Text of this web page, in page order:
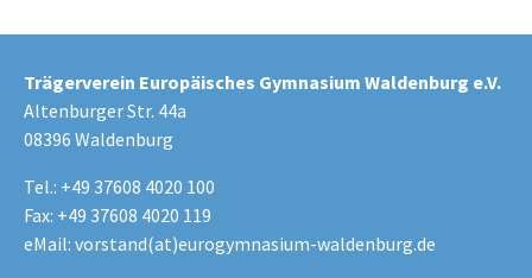
Trägerverein Europäisches Gymnasium Waldenburg e.V.
Altenburger Str. 44a
08396 Waldenburg
Tel.: +49 37608 4020 100
Fax: +49 37608 4020 119
eMail: vorstand(at)eurogymnasium-waldenburg.de